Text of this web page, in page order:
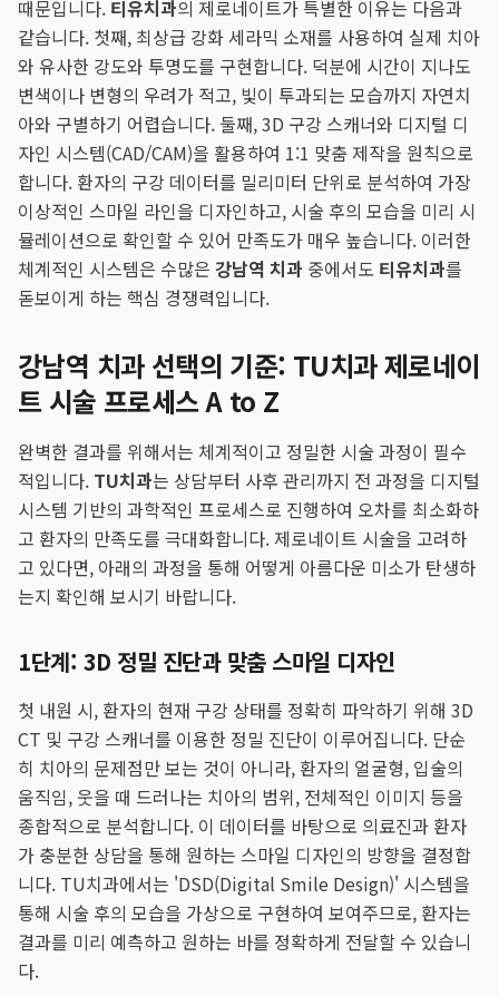
때문입니다. 티유치과의 제로네이트가 특별한 이유는 다음과
같습니다. 첫째, 최상급 강화 세라믹 소재를 사용하여 실제 치아
와 유사한 강도와 투명도를 구현합니다. 덕분에 시간이 지나도
변색이나 변형의 우려가 적고, 빛이 투과되는 모습까지 자연치
아와 구별하기 어렵습니다. 둘째, 3D 구강 스캐너와 디지털 디
자인 시스템(CAD/CAM)을 활용하여 1:1 맞춤 제작을 원칙으로
합니다. 환자의 구강 데이터를 밀리미터 단위로 분석하여 가장
이상적인 스마일 라인을 디자인하고, 시술 후의 모습을 미리 시
뮬레이션으로 확인할 수 있어 만족도가 매우 높습니다. 이러한
체계적인 시스템은 수많은 강남역 치과 중에서도 티유치과를
돋보이게 하는 핵심 경쟁력입니다.
강남역 치과 선택의 기준: TU치과 제로네이
트 시술 프로세스 A to Z
완벽한 결과를 위해서는 체계적이고 정밀한 시술 과정이 필수
적입니다. TU치과는 상담부터 사후 관리까지 전 과정을 디지털
시스템 기반의 과학적인 프로세스로 진행하여 오차를 최소화하
고 환자의 만족도를 극대화합니다. 제로네이트 시술을 고려하
고 있다면, 아래의 과정을 통해 어떻게 아름다운 미소가 탄생하
는지 확인해 보시기 바랍니다.
1단계: 3D 정밀 진단과 맞춤 스마일 디자인
첫 내원 시, 환자의 현재 구강 상태를 정확히 파악하기 위해 3D
CT 및 구강 스캐너를 이용한 정밀 진단이 이루어집니다. 단순
히 치아의 문제점만 보는 것이 아니라, 환자의 얼굴형, 입술의
움직임, 웃을 때 드러나는 치아의 범위, 전체적인 이미지 등을
종합적으로 분석합니다. 이 데이터를 바탕으로 의료진과 환자
가 충분한 상담을 통해 원하는 스마일 디자인의 방향을 결정합
니다. TU치과에서는 'DSD(Digital Smile Design)' 시스템을
통해 시술 후의 모습을 가상으로 구현하여 보여주므로, 환자는
결과를 미리 예측하고 원하는 바를 정확하게 전달할 수 있습니
다.